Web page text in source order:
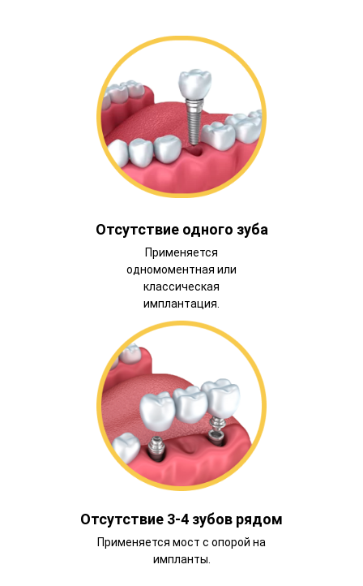
Отсутствие одного зуба
Применяется
одномоментная или
классическая
имплантация.
Отсутствие 3-4 зубов рядом
Применяется мост с опорой на
импланты.